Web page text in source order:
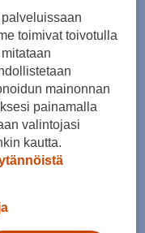
37 37,5
toimivat toivotulla
mainonnan
painamalla
valintojasi
kautta.